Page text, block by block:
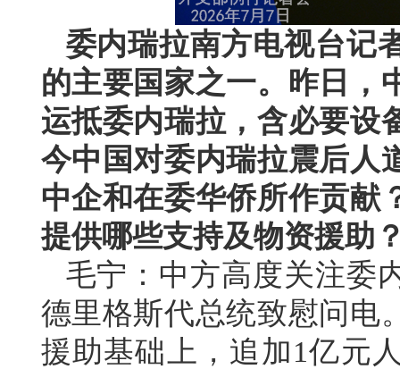
委内瑞拉南方电视台记
的主要国家之一。昨日，
运抵委内瑞拉，含必要设
今中国对委内瑞拉震后人
中企和在委华侨所作贡献
提供哪些支持及物资援助
毛宁：中方高度关注委
德里格斯代总统致慰问电
援助基础上，追加1亿元